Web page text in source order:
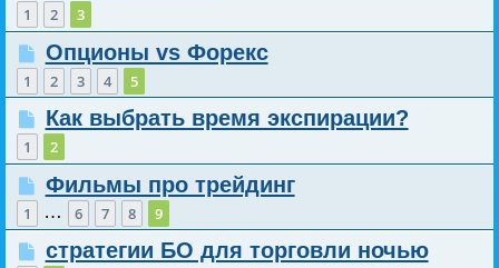
1 2 3
Опционы vs Форекс
1 2 3 4 5
Как выбрать время экспирации?
1 2
Фильмы про трейдинг
1 … 6 7 8 9
стратегии БО для торговли ночью